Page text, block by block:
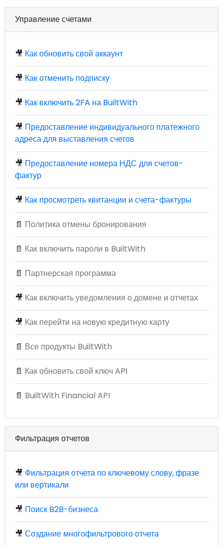
Управление счетами
🎥 Как обновить свой аккаунт
🎥 Как отменить подписку
🎥 Как включить 2FA на BuiltWith
🎥 Предоставление индивидуального платежного
адреса для выставления счетов
🎥 Предоставление номера НДС для счетов-
фактур
🎥 Как просмотреть квитанции и счета-фактуры
📄 Политика отмены бронирования
📄 Как включить пароли в BuiltWith
📄 Партнерская программа
🎥 Как включить уведомления о домене и отчетах
🎥 Как перейти на новую кредитную карту
📄 Все продукты BuiltWith
📄 Как обновить свой ключ API
📄 BuiltWith Financial API
Фильтрация отчетов
🎥 Фильтрация отчета по ключевому слову, фразе
или вертикали
🎥 Поиск B2B-бизнеса
🎥 Создание многофильтрового отчета